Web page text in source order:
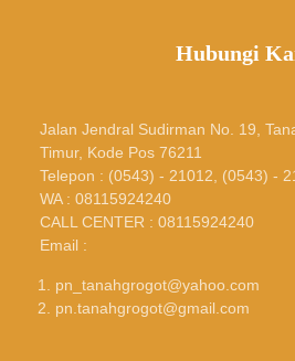
Hubungi
Jalan Jendral Sudirman No. 19,
Timur, Kode Pos 76211
Telepon : (0543) - 21012, (0543) -
WA : 08115924240
CALL CENTER : 08115924240
Email :
pn_tanahgrogot@yahoo.com
pn.tanahgrogot@gmail.com